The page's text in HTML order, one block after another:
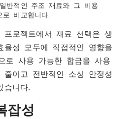
반적인 주조 재료와 그 비용
로 비교합니다.
로젝트에서 재료 선택은 생
성 모두에 직접적인 영향을
로 사용 가능한 합금을 사용
이고 전반적인 소싱 안정성
니다.
잡성